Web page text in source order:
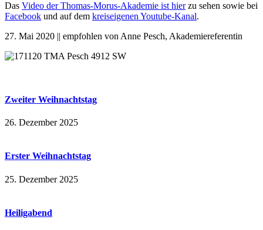
Das Video der Thomas-Morus-Akademie ist hierzu sehen sowie bei
Facebook und auf dem kreiseigenen Youtube-Kanal.
27. Mai 2020 || empfohlen von Anne Pesch, Akademiereferentin
Zweiter Weihnachtstag
26. Dezember 2025
Erster Weihnachtstag
25. Dezember 2025
Heiligabend